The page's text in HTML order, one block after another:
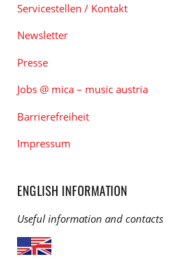
Servicestellen / Kontakt
Newsletter
Presse
Jobs @ mica – music austria
Barrierefreiheit
Impressum
ENGLISH INFORMATION
Useful information and contacts